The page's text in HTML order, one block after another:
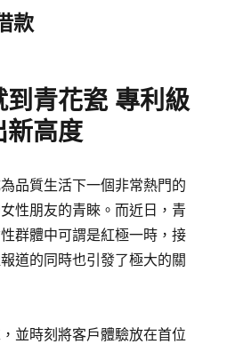
款
青花瓷 專利級
新高度
品質生活下一個非常熱門的
性朋友的青睞。而近日，青
群體中可謂是紅極一時，接
道的同時也引發了極大的關
並時刻將客戶體驗放在首位